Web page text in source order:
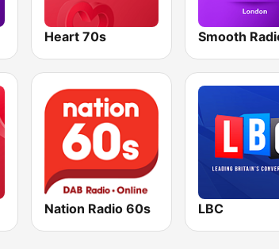
Heart 70s
Nation Radio 60s LBC